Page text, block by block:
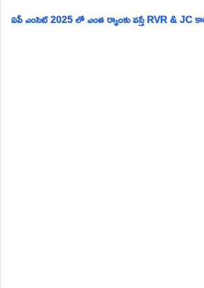
ఏపీ ఎంసెట్ 2025 లో ఎంత ర్యాంకు వస్తే RVR & JC